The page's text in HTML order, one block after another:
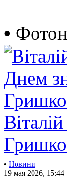
•
• Новини
19 мая 2026, 15:44